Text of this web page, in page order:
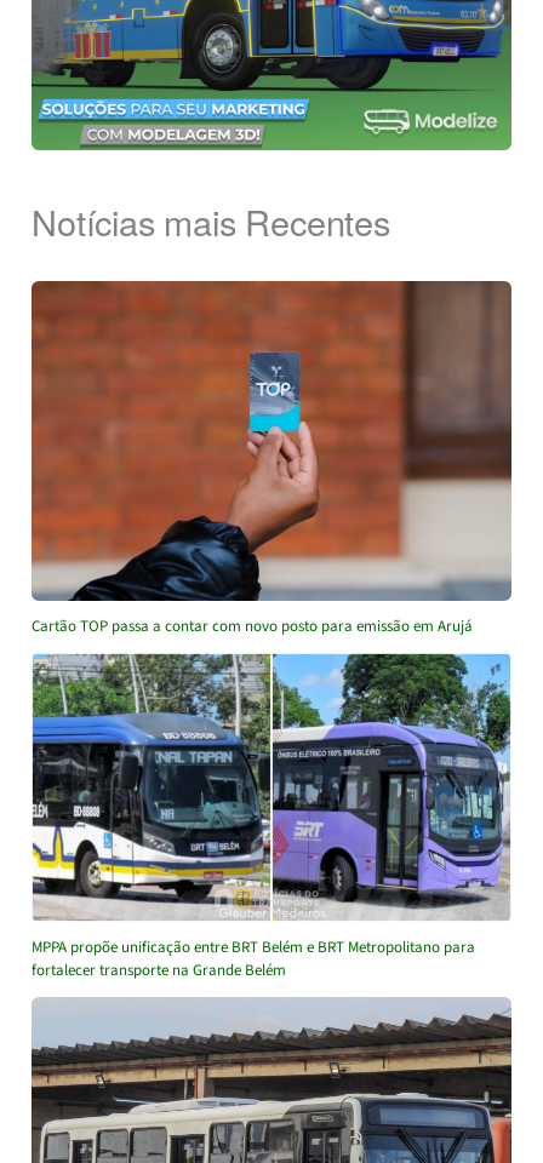
Notícias mais Recentes
Cartão TOP passa a contar com novo posto para emissão em Arujá
MPPA propõe unificação entre BRT Belém e BRT Metropolitano para
fortalecer transporte na Grande Belém